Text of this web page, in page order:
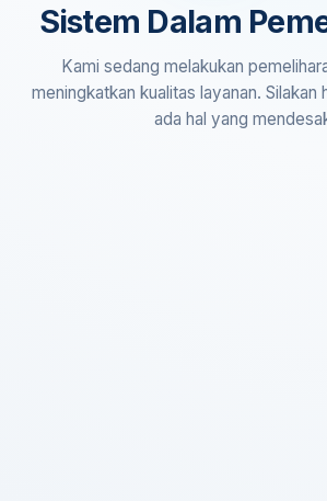
Sistem Dalam
Kami sedang melakukan
meningkatkan kualitas layanan. Silakan
ada hal yang